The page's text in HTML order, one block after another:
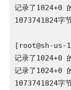
记录了1024+0
1073741824字
[root@sh-
记录了1024+0
记录了1024+0
1073741824字